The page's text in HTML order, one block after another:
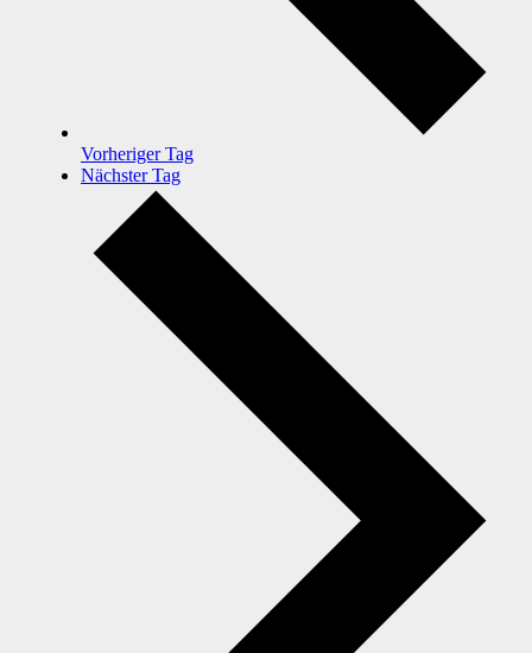
Vorheriger Tag
Nächster Tag